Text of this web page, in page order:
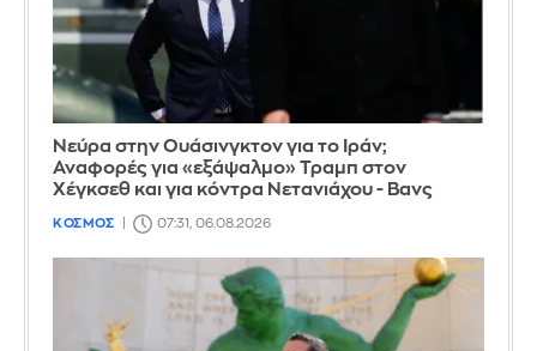
Νεύρα στην Ουάσινγκτον για το Ιράν;
Αναφορές για «εξάψαλμο» Τραμπ στον
Χέγκσεθ και για κόντρα Νετανιάχου - Βανς
ΚΟΣΜΟΣ 07:31, 06.08.2026